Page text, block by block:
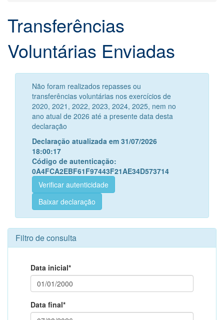
Transferências
Voluntárias Enviadas
Não foram realizados repasses ou
transferências voluntárias nos exercícios de
2020, 2021, 2022, 2023, 2024, 2025, nem no
ano atual de 2026 até a presente data desta
declaração
Declaração atualizada em 31/07/2026
18:00:17
Código de autenticação:
0A4FCA2EBF61F97443F21AE34D573714
Verificar autenticidade
Baixar declaração
Filtro de consulta
Data inicial*
Data final*